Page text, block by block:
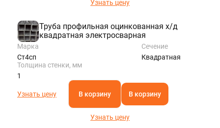
Узнать цену
Труба профильная оцинкованная х/д
квадратная электросварная
Марка
Ст4сп
Сечение
Квадратная
Толщина стенки, мм
1
Узнать цену В корзину В корзину
Узнать цену